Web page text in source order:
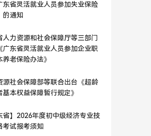
东省灵活就业人员参加失业保险
的通知
人力资源和社会保障厅等三部门
广东省灵活就业人员参加企业职
养老保险办法》
源社会保障部等联合出台《超龄
基本权益保障暂行规定》
省】2026年度初中级经济专业技
考试报考须知